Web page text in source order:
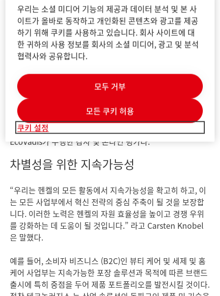
과를 평가하는 데 사용되며 회사의 구매 활동에 확고히 내제되
어 있다. 2019년에 당사는 포장, 원자재 및 계약 제조 분야에
서 구매량의 약 86 %를 커버했다.
책임있는 소싱에 전념한 적절한 사례는 2011 년 헨켈이 지속
가능한 공급망 유지를 위해 공동 수립한 화학 이니셔티브
“Together for Sustainability”(TfS)”다. 이러한 이니셔티
브 안에서 전체 화학 산업 23곳의 파트너는 지속가능성과 관
련하여 점점 복잡해지는 공급망 관리 프로세스를 서로 맞추기
위해 힘을 합친다. TfS 이니셔티브의 핵심 주축은 선정된 독립
적 감사 기업과 지속가능성 분석 전문 서비스 제공 업체인
EcoVadis가 수행한 감사 및 온라인 평가다.
차별성을 위한 지속가능성
“우리는 헨켈의 모든 활동에서 지속가능성을 확고히 하고, 이
는 모든 사업부에서 혁신 전략의 중심 주축이 될 것을 보장합
니다. 이러한 노력은 헨켈의 자원 효율성을 높이고 경쟁 우위
를 강화하는 데 도움이 될 것입니다.” 라고 Carsten Knobel
은 말했다.
예를 들어, 소비자 비즈니스 (B2C)인 뷰티 케어 및 세제 및 홈
케어 사업부는 지속가능한 포장 솔루션과 목적에 따른 브랜드
출시에 특히 중점을 두어 제품 포트폴리오를 발전시킬 것이다.
우리는 소셜 미디어 기능의 제공과 데이터 분석 및 본 사
이트가 올바로 동작하고 개인화된 콘텐츠와 광고를 제공
하기 위해 쿠키를 사용하고 있습니다. 회사 사이트에 대
한 귀하의 사용 정보를 회사의 소셜 미디어, 광고 및 분석
협력사와 공유합니다.
쿠키 설정
모두 거부
모든 쿠키 허용